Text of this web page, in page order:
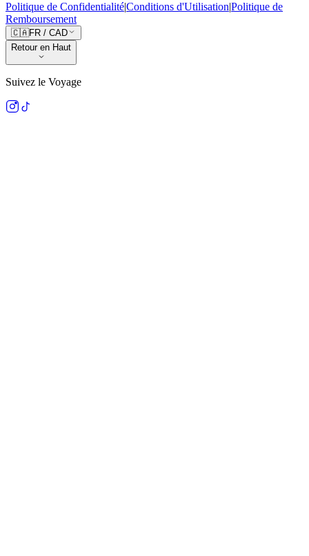
Politique de Confidentialité|Conditions d'Utilisation|Politique de
Remboursement
🇨🇦FR / CAD
Retour en Haut
Suivez le Voyage